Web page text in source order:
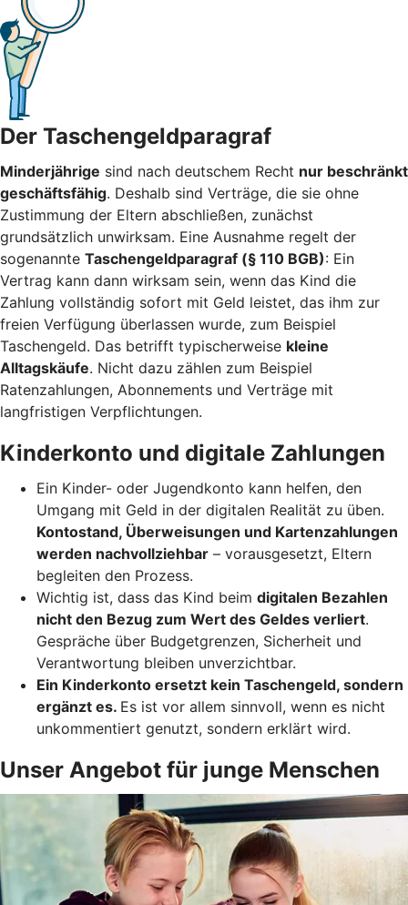
Der Taschengeldparagraf
Minderjährige sind nach deutschem Recht nur beschränkt
geschäftsfähig. Deshalb sind Verträge, die sie ohne
Zustimmung der Eltern abschließen, zunächst
grundsätzlich unwirksam. Eine Ausnahme regelt der
sogenannte Taschengeldparagraf (§ 110 BGB): Ein
Vertrag kann dann wirksam sein, wenn das Kind die
Zahlung vollständig sofort mit Geld leistet, das ihm zur
freien Verfügung überlassen wurde, zum Beispiel
Taschengeld. Das betrifft typischerweise kleine
Alltagskäufe. Nicht dazu zählen zum Beispiel
Ratenzahlungen, Abonnements und Verträge mit
langfristigen Verpflichtungen.
Kinderkonto und digitale Zahlungen
Ein Kinder- oder Jugendkonto kann helfen, den
Umgang mit Geld in der digitalen Realität zu üben.
Kontostand, Überweisungen und Kartenzahlungen
werden nachvollziehbar – vorausgesetzt, Eltern
begleiten den Prozess.
Wichtig ist, dass das Kind beim digitalen Bezahlen
nicht den Bezug zum Wert des Geldes verliert.
Gespräche über Budgetgrenzen, Sicherheit und
Verantwortung bleiben unverzichtbar.
Ein Kinderkonto ersetzt kein Taschengeld, sondern
ergänzt es. Es ist vor allem sinnvoll, wenn es nicht
unkommentiert genutzt, sondern erklärt wird.
Unser Angebot für junge Menschen